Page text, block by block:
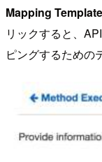
Mapping
リックすると、
ピングするための